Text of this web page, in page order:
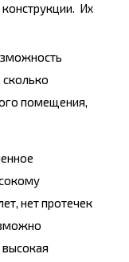
Их
сколько
помещения,
нет протечек